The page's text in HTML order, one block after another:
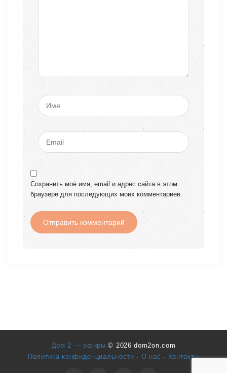
Сохранить моё имя, email и адрес сайта в этом
браузере для последующих моих комментариев.
Дом 2 — эфиры© 2026 dom2on.com
Политика конфиденциальности · О нас · Контакты